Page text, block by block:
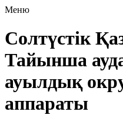
Меню
Солтүстік
Тайынша
ауылдық
аппараты